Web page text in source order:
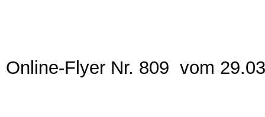
Online-Flyer Nr. 809 vom